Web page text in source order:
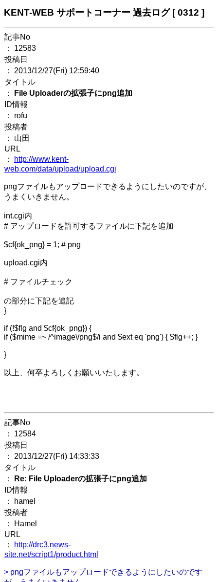
KENT-WEB サポートコーナー 過去ログ [ 0312 ]
記事No
： 12583
投稿日
： 2013/12/27(Fri) 12:59:40
タイトル
：
File Uploaderの拡張子にpng追加
ID情報
： rofu
投稿者
： 山田
URL
：
http://www.kent-
web.com/data/upload/upload.cgi
pngファイルもアップロードできるようにしたいのですが、
うまくいきません。
int.cgi内
# アップロードを許可するファイルに下記を追加
$cf{ok_png} = 1; # png
upload.cgi内
# ファイルチェック
の部分に下記を追記
}
if (!$flg and $cf{ok_png}) {
if ($mime =~ /^image\/png$/i and $ext eq 'png') { $flg++; }
}
以上、何卒よろしくお願いいたします。
記事No
： 12584
投稿日
： 2013/12/27(Fri) 14:33:33
タイトル
：
Re: File Uploaderの拡張子にpng追加
ID情報
： hamel
投稿者
： Hamel
URL
：
http://drc3.news-
site.net/script1/product.html
> pngファイルもアップロードできるようにしたいのです